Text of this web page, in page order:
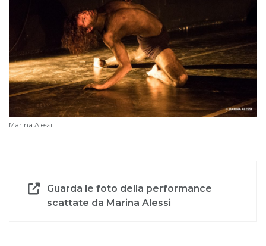
Marina Alessi
Guarda le foto della performance
scattate da Marina Alessi